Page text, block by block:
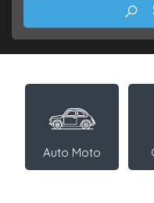
Auto Moto